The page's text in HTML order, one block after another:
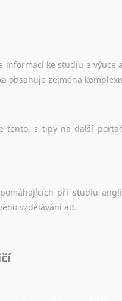
informací ke studiu a výuce
obsahuje zejména
tento, s tipy na další
pomáhajících při studiu
vzdělávání ad.